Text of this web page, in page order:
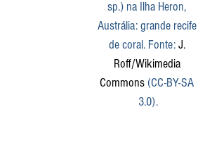
sp.) na Ilha Heron,
Austrália: grande recife
de coral. Fonte: J.
Roff/Wikimedia
Commons (CC-BY-SA
3.0).